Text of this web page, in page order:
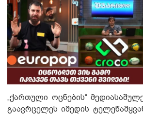
„ქართული ოცნების“
გაავრცელეს იმედის